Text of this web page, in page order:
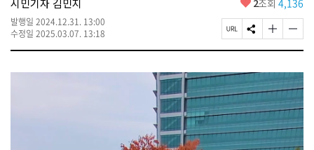
대
표
소
통
포
시민기자 김민지
발행일 2024.12.31. 13:00
수정일 2025.03.07. 13:18
요
2조회 4,136
페
이
U
R
L
복
사
S
N
공
유
하
기
글
자
기
크
게
변
경
하
기
글
자
기
작
게
변
경
하
기